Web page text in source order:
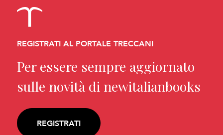
REGISTRATI AL PORTALE TRECCANI
Per essere sempre aggiornato
sulle novità di newitalianbooks
REGISTRATI